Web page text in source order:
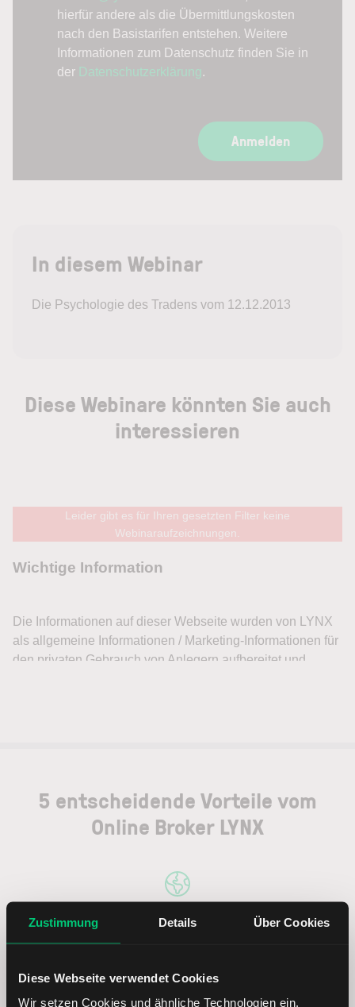
Zustimmung Details Über Cookies
Diese Webseite verwendet Cookies
Wir setzen Cookies und ähnliche Technologien ein.
hierfür andere als die Übermittlungskosten
nach den Basistarifen entstehen. Weitere
Informationen zum Datenschutz finden Sie in
der Datenschutzerklärung.
Anmelden
In diesem Webinar
Die Psychologie des Tradens vom 12.12.2013
Diese Webinare könnten Sie auch
interessieren
Leider gibt es für Ihren gesetzten Filter keine
Webinaraufzeichnungen.
5 entscheidende Vorteile vom
Online Broker LYNX
Weltweites Handeln